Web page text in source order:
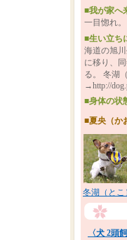
■我が家へ
一目惚れ。
■生い立ち
海道の旭
に移り、
る。 冬湖
→http://
■身体の状
■夏央（か
冬湖（とこ
〈犬 2頭